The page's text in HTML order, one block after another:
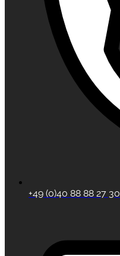
+49 (0)40 88 88 27 30